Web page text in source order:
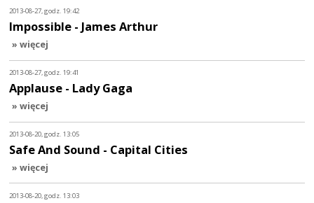
2013-08-27, godz. 19:42
Impossible - James Arthur
» więcej
2013-08-27, godz. 19:41
Applause - Lady Gaga
» więcej
2013-08-20, godz. 13:05
Safe And Sound - Capital Cities
» więcej
2013-08-20, godz. 13:03